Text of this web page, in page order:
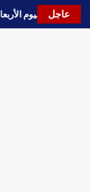
عاجل
حالة الطقس اليوم الأربعاء 5 أغسطس 2026.. استمرار انخفاض الحرارة وتحذيرات من